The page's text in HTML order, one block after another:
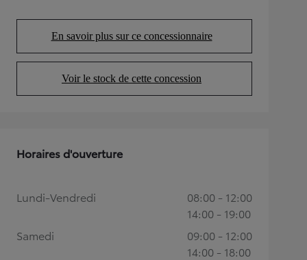
En savoir plus sur ce concessionnaire
(Opens in new tab)
Voir le stock de cette concession
(Opens in new tab)
Horaires d'ouverture
Lundi-Vendredi
08:00 - 12:00
14:00 - 19:00
Samedi
09:00 - 12:00
14:00 - 18:00